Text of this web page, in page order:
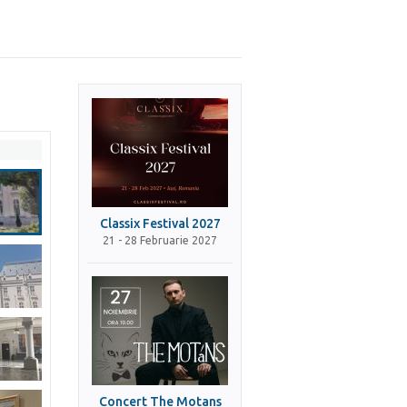
Classix Festival 2027
21 - 28 Februarie 2027
Concert The Motans